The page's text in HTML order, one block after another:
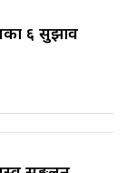
६ सुझाव